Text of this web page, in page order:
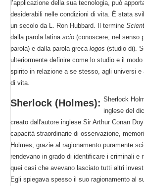
l’applicazione della sua tecnologia, può
desiderabili nelle condizioni di vita. È stata
un secolo da L. Ron Hubbard. Il termine
dalla parola latina scio (conoscere, nel senso
parola) e dalla parola greca logos (studio di).
ulteriormente definire come lo studio e il
spirito in relazione a se stesso, agli universi e
di vita.
Sherlock (Holmes): Sherlock
inglese del
creato dall'autore inglese Sir Arthur Conan
capacità straordinarie di osservazione,
Holmes, grazie al ragionamento puramente
rendevano in grado di identificare i criminali e
quei casi che avevano lasciato tutti altri
Egli spiegava spesso il suo ragionamento al